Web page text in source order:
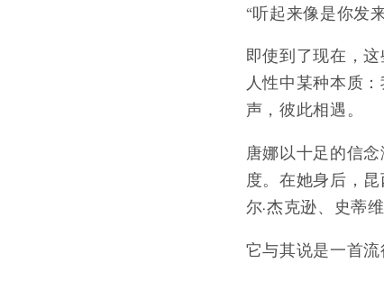
“听起来像是你发
即使到了现在，
人性中某种本质
声，彼此相遇。
唐娜以十足的信
度。在她身后，
尔·杰克逊、史蒂
它与其说是一首流